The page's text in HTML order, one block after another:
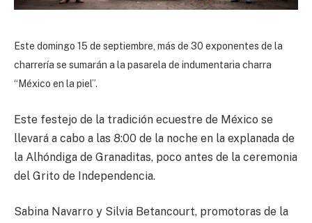
Este domingo 15 de septiembre, más de 30 exponentes de la
charrería se sumarán a la pasarela de indumentaria charra
“México en la piel”.
Este festejo de la tradición ecuestre de México se
llevará a cabo a las 8:00 de la noche en la explanada de
la Alhóndiga de Granaditas, poco antes de la ceremonia
del Grito de Independencia.
Sabina Navarro y Silvia Betancourt, promotoras de la